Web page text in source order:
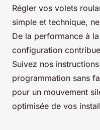
Régler vos volets
simple et technique,
De la performance à
configuration
Suivez nos
programmation sans
pour un mouvement
optimisée de vos